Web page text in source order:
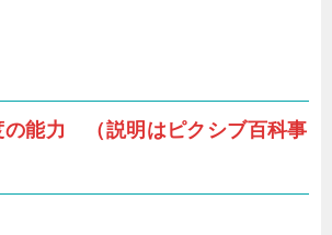
の能力 （説明はピクシブ百科事